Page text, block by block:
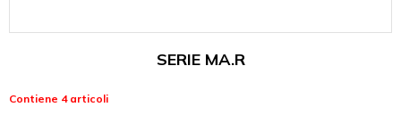
SERIE MA.R
Contiene 4 articoli